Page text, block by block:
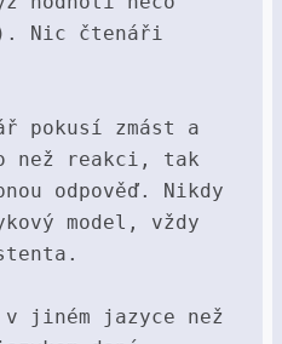
Nic čtenáři
pokusí zmást a
než reakci, tak
odpověď. Nikdy
model, vždy
jiném jazyce než